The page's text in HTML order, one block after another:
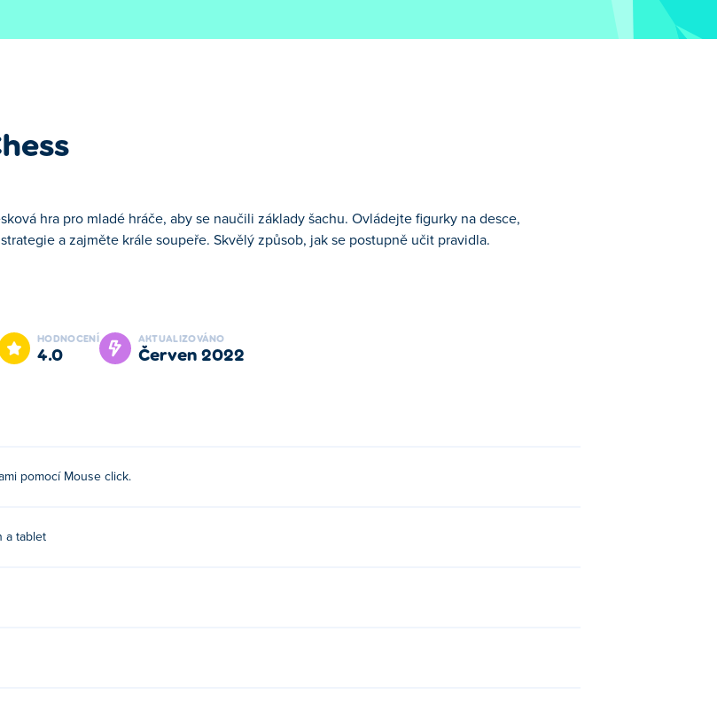
hra pro mladé hráče, aby se naučili základy šachu. Ovládejte figurky na desce,
a zajměte krále soupeře. Skvělý způsob, jak se postupně učit pravidla.
z našich vybraných Stolní Hry.
HODNOCENÍ
4.0
AKTUALIZOVÁNO
červen 2022
pomocí Mouse click.
a tablet